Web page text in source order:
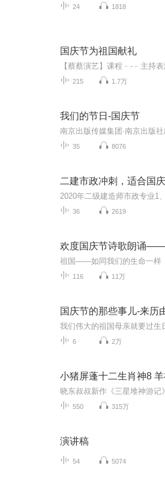
24 1818
国庆节为祖国献礼
215 1.7万
我们的节日-国庆节
35 8076
二建市政冲刺，适合国
36 2619
欢度国庆节诗歌朗诵
116 11万
国庆节的那些事儿-来历
6 2万
550 315万
演讲稿
54 5074